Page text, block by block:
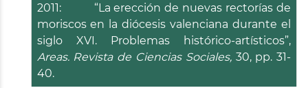
2011: “La erección de nuevas rectorías de
moriscos en la diócesis valenciana durante el
siglo XVI. Problemas histórico-artísticos”,
Areas. Revista de Ciencias Sociales, 30, pp. 31-
40.